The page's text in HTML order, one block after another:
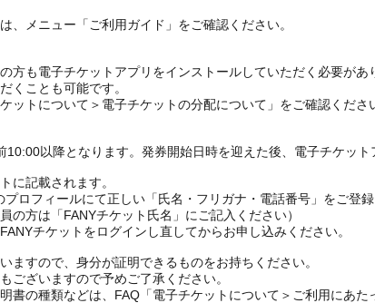
メニュー「ご利用ガイド」をご確認ください。
方も電子チケットアプリをインストールしていただく必要があ
くことも可能です。
トについて＞電子チケットの分配について」をご確認くださ
以降となります。発券開始日時を迎えた後、電子チケット
に記載されます。
ロフィールにて正しい「氏名・フリガナ・電話番号」をご登
の方は「FANYチケット氏名」にご記入ください）
チケットをログインし直してからお申し込みください。
すので、身分が証明できるものをお持ちください。
ございますので予めご了承ください。
書の種類などは、FAQ「電子チケットについて＞ご利用にあた